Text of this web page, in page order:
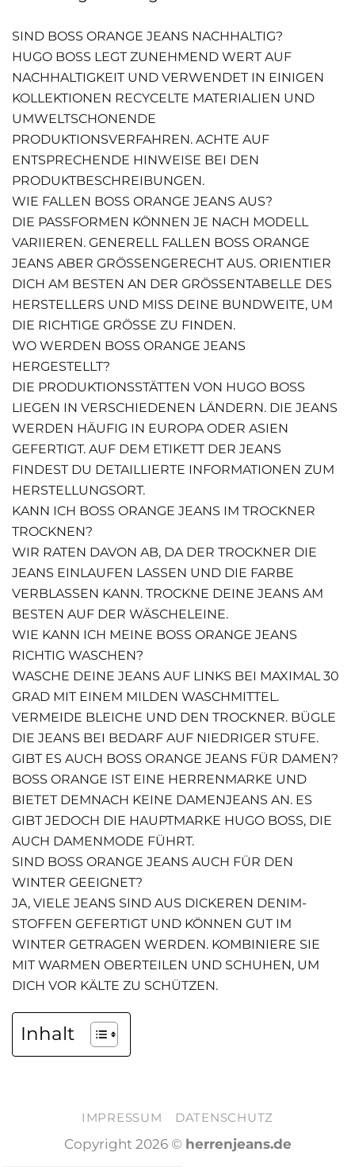
SIND BOSS ORANGE JEANS NACHHALTIG?
HUGO BOSS LEGT ZUNEHMEND WERT AUF
NACHHALTIGKEIT UND VERWENDET IN EINIGEN
KOLLEKTIONEN RECYCELTE MATERIALIEN UND
UMWELTSCHONENDE
PRODUKTIONSVERFAHREN. ACHTE AUF
ENTSPRECHENDE HINWEISE BEI DEN
PRODUKTBESCHREIBUNGEN.
WIE FALLEN BOSS ORANGE JEANS AUS?
DIE PASSFORMEN KÖNNEN JE NACH MODELL
VARIIEREN. GENERELL FALLEN BOSS ORANGE
JEANS ABER GRÖSSENGERECHT AUS. ORIENTIER D
ICH AM BESTEN AN DER GRÖSSENTABELLE DES HE
RSTELLERS UND MISS DEINE BUNDWEITE, UM DI
E RICHTIGE GRÖSSE ZU FINDEN.
WO WERDEN BOSS ORANGE JEANS
HERGESTELLT?
DIE PRODUKTIONSSTÄTTEN VON HUGO BOSS
LIEGEN IN VERSCHIEDENEN LÄNDERN. DIE JEANS
WERDEN HÄUFIG IN EUROPA ODER ASIEN
GEFERTIGT. AUF DEM ETIKETT DER JEANS
FINDEST DU DETAILLIERTE INFORMATIONEN ZUM
HERSTELLUNGSORT.
KANN ICH BOSS ORANGE JEANS IM TROCKNER
TROCKNEN?
WIR RATEN DAVON AB, DA DER TROCKNER DIE
JEANS EINLAUFEN LASSEN UND DIE FARBE
VERBLASSEN KANN. TROCKNE DEINE JEANS AM
BESTEN AUF DER WÄSCHELEINE.
WIE KANN ICH MEINE BOSS ORANGE JEANS
RICHTIG WASCHEN?
WASCHE DEINE JEANS AUF LINKS BEI MAXIMAL 30
GRAD MIT EINEM MILDEN WASCHMITTEL.
VERMEIDE BLEICHE UND DEN TROCKNER. BÜGLE
DIE JEANS BEI BEDARF AUF NIEDRIGER STUFE.
GIBT ES AUCH BOSS ORANGE JEANS FÜR DAMEN?
BOSS ORANGE IST EINE HERRENMARKE UND
BIETET DEMNACH KEINE DAMENJEANS AN. ES
GIBT JEDOCH DIE HAUPTMARKE HUGO BOSS, DIE
AUCH DAMENMODE FÜHRT.
SIND BOSS ORANGE JEANS AUCH FÜR DEN
WINTER GEEIGNET?
JA, VIELE JEANS SIND AUS DICKEREN DENIM-
STOFFEN GEFERTIGT UND KÖNNEN GUT IM
WINTER GETRAGEN WERDEN. KOMBINIERE SIE
MIT WARMEN OBERTEILEN UND SCHUHEN, UM
DICH VOR KÄLTE ZU SCHÜTZEN.
Inhalt
IMPRESSUM DATENSCHUTZ
Copyright 2026 © herrenjeans.de